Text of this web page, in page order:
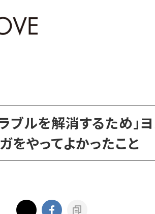
ブルを解消するため」
をやってよかったこと